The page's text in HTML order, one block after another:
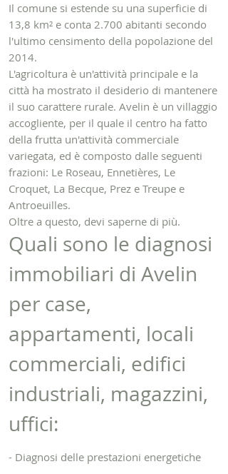
Il comune si estende su una superficie di
13,8 km² e conta 2.700 abitanti secondo
l'ultimo censimento della popolazione del
2014.
L'agricoltura è un'attività principale e la
città ha mostrato il desiderio di mantenere
il suo carattere rurale. Avelin è un villaggio
accogliente, per il quale il centro ha fatto
della frutta un'attività commerciale
variegata, ed è composto dalle seguenti
frazioni: Le Roseau, Ennetières, Le
Croquet, La Becque, Prez e Treupe e
Antroeuilles.
Oltre a questo, devi saperne di più.
Quali sono le diagnosi
immobiliari di Avelin
per case,
appartamenti, locali
commerciali, edifici
industriali, magazzini,
uffici:
- Diagnosi delle prestazioni energetiche